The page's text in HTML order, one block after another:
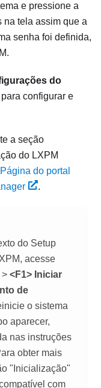
e pressione a
na tela assim que a
senha foi definida,
do
para configurar e
a seção
do LXPM
Página do portal
.
do Setup
acesse
> <F1> Iniciar
de
o sistema
aparecer,
nas instruções
obter mais
"Inicialização"
com